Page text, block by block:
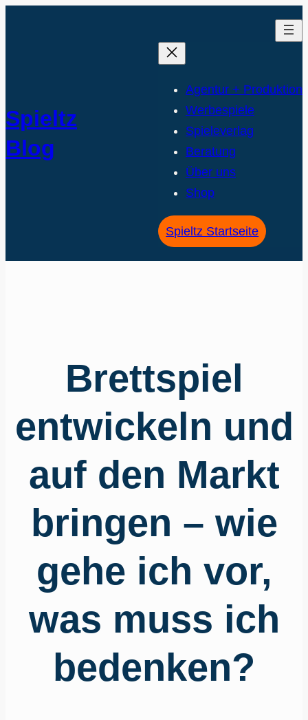
Spieltz
Blog
Agentur + Produktion
Werbespiele
Spieleverlag
Beratung
Über uns
Shop
Spieltz Startseite
Brettspiel
entwickeln und
auf den Markt
bringen – wie
gehe ich vor,
was muss ich
bedenken?